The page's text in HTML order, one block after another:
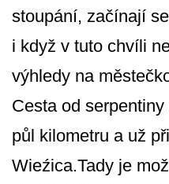
stoupání, začínají
i když v tuto chvíli
výhledy na
Cesta od
půl kilometru a už
Wieźica.Tady je